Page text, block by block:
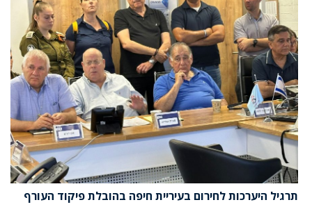
תרגיל היערכות לחירום בעיריית חיפה בהובלת פיקוד העורף